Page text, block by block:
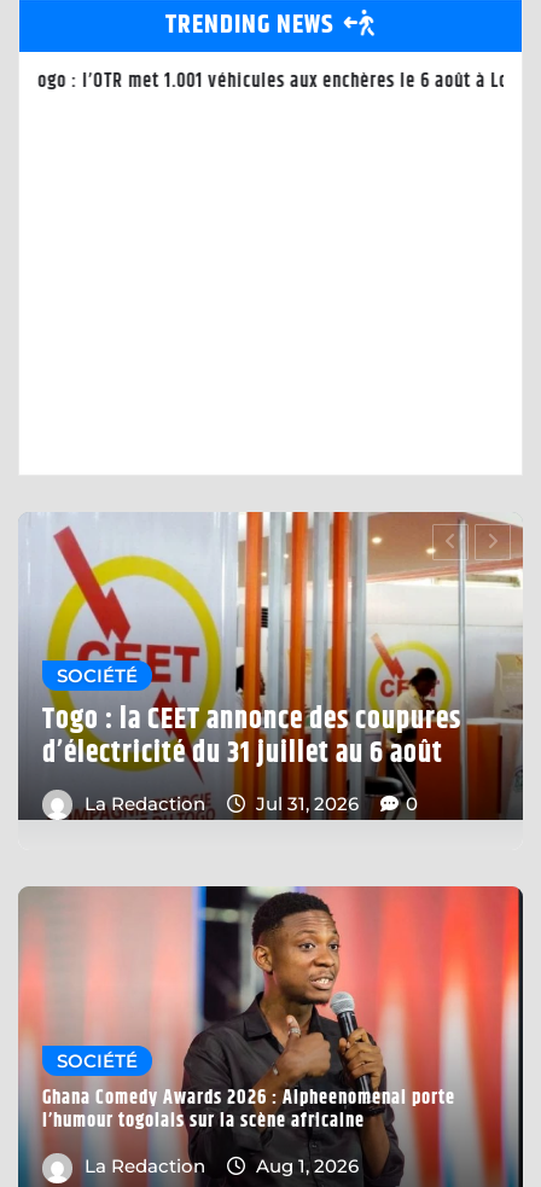
TRENDING NEWS
à Lomé-Port Togo : la CEET annonce des coupures
EDUCATION
Togo : le Pr Boume Missoki Azanledji
prend les rênes de l’ANAQES
La Redaction Jul 31, 2026 0
SOCIÉTÉ
Ghana Comedy Awards 2026 : Alpheenomenal porte
l’humour togolais sur la scène africaine
La Redaction Aug 1, 2026